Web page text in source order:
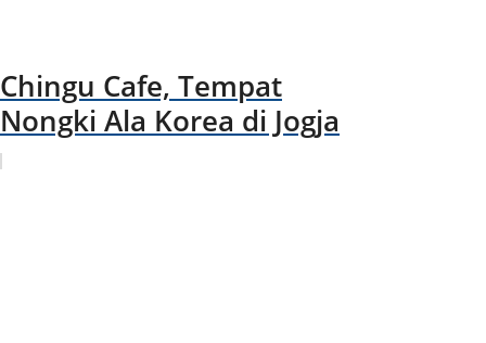
Chingu Cafe, Tempat
Nongki Ala Korea di Jogja